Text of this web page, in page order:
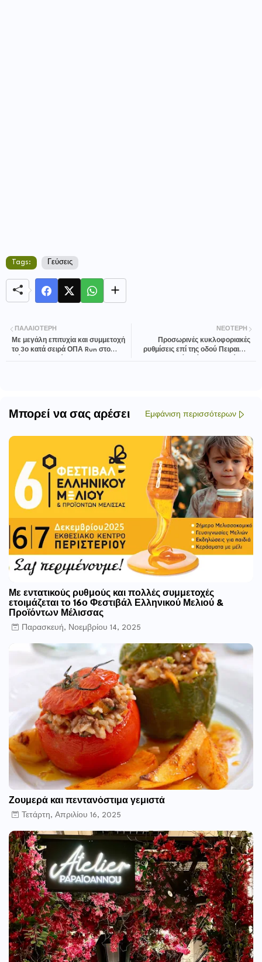
Tags: Γεύσεις
ΝΕΌΤΕΡΗ
Προσωρινές κυκλοφοριακές
ρυθμίσεις επί της οδού Πειραιώς,
ΠΑΛΑΙΌΤΕΡΗ
Με μεγάλη επιτυχία και συμμετοχή
το 3ο κατά σειρά ΟΠΑ Run στο
Μπορεί να σας αρέσει Εμφάνιση περισσότερων
Με εντατικούς ρυθμούς και πολλές συμμετοχές
ετοιμάζεται το 16ο Φεστιβάλ Ελληνικού Μελιού &
Προϊόντων Μέλισσας
Παρασκευή, Νοεμβρίου 14, 2025
Ζουμερά και πεντανόστιμα γεμιστά
Τετάρτη, Απριλίου 16, 2025